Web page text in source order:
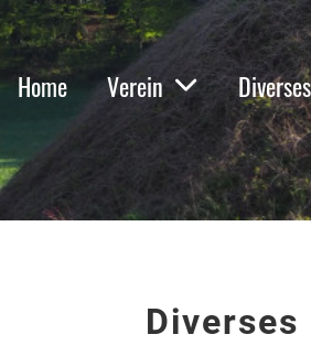
Home Verein Diverses
Diverses